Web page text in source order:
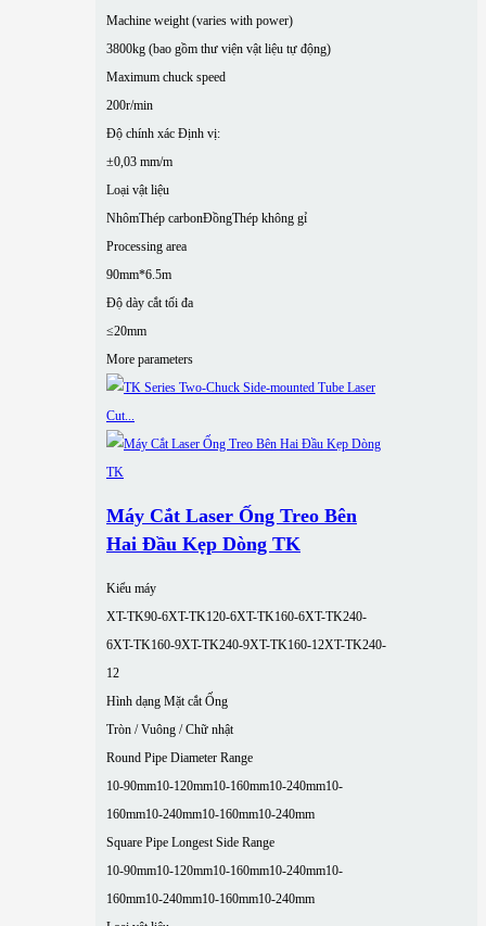
Machine weight (varies with power)
3800kg (bao gồm thư viện vật liệu tự động)
Maximum chuck speed
200r/min
Độ chính xác Định vị:
±0,03 mm/m
Loại vật liệu
NhômThép carbonĐồngThép không gỉ
Processing area
90mm*6.5m
Độ dày cắt tối đa
≤20mm
More parameters
Máy Cắt Laser Ống Treo Bên
Hai Đầu Kẹp Dòng TK
Kiểu máy
XT-TK90-6XT-TK120-6XT-TK160-6XT-TK240-
6XT-TK160-9XT-TK240-9XT-TK160-12XT-TK240-
12
Hình dạng Mặt cắt Ống
Tròn / Vuông / Chữ nhật
Round Pipe Diameter Range
10-90mm10-120mm10-160mm10-240mm10-
160mm10-240mm10-160mm10-240mm
Square Pipe Longest Side Range
10-90mm10-120mm10-160mm10-240mm10-
160mm10-240mm10-160mm10-240mm